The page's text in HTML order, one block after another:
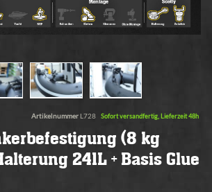
Artikelnummer L728 Sofort versandfertig, Lieferzeit 48h
(8 kg
241L + Basis Glue